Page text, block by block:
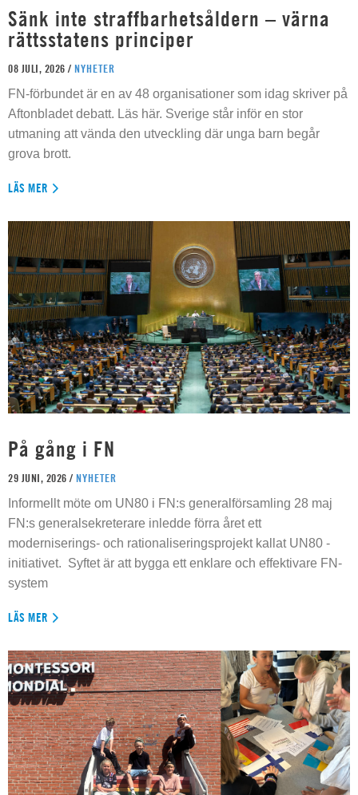
Sänk inte straffbarhetsåldern – värna
rättsstatens principer
08 JULI, 2026 / NYHETER
FN-förbundet är en av 48 organisationer som idag skriver på
Aftonbladet debatt. Läs här. Sverige står inför en stor
utmaning att vända den utveckling där unga barn begår
grova brott.
LÄS MER
På gång i FN
29 JUNI, 2026 / NYHETER
Informellt möte om UN80 i FN:s generalförsamling 28 maj
FN:s generalsekreterare inledde förra året ett
moderniserings- och rationaliseringsprojekt kallat UN80 -
initiativet. Syftet är att bygga ett enklare och effektivare FN-
system
LÄS MER